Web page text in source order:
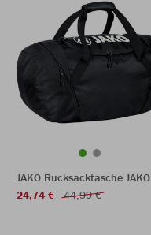
JAKO Rucksacktasche JAKO
24,74 €
44,99 €